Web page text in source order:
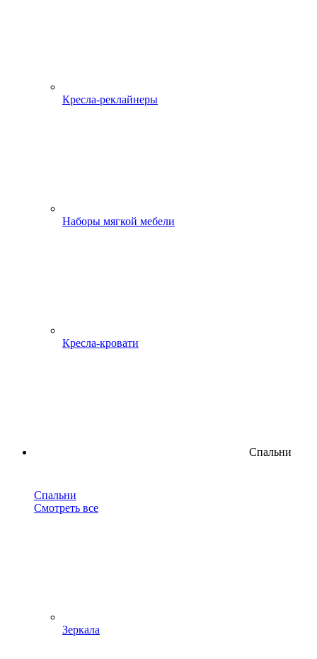
Кресла-реклайнеры
Наборы мягкой мебели
Кресла-кровати
Спальни
Спальни
Смотреть все
Зеркала